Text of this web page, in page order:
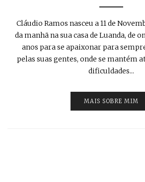
Cláudio Ramos nasceu a 11 de
da manhã na sua casa de Luanda, de
anos para se apaixonar para
pelas suas gentes, onde se mantém
dificuldades...
MAIS SOBRE MIM